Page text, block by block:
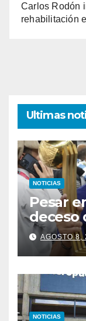
Carlos Rodón
rehabilitación
Ultimas
NOTICIAS
Pesar
deceso
68 años
AGOSTO 8,
NOTICIAS